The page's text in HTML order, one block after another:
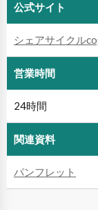
公式サイト
シェアサイクル
営業時間
24時間
関連資料
パンフレット